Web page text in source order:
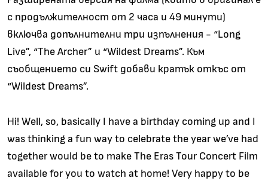
с продължителност от 2 часа и 49 минути)
включва допълнителни три изпълнения - “Long
Live”, “The Archer” и “Wildest Dreams”. Към
съобщението си Swift добави кратък откъс от
“Wildest Dreams”.
Hi! Well, so, basically I have a birthday coming up and I
was thinking a fun way to celebrate the year we’ve had
together would be to make The Eras Tour Concert Film
available for you to watch at home! Very happy to be